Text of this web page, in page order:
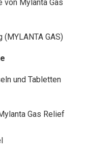
GAS)
und Tabletten
Gas Relief